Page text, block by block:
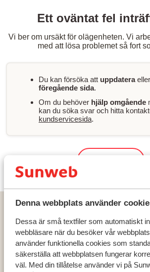
Denna webbplats använder
Dessa är små textfiler som automatiskt
webbläsare när du besöker vår
använder funktionella cookies som
säkerställa att webbplatsen fungerar
väl. Med din tillåtelse använder vi på
Ett oväntat fel
Vi ber om ursäkt för olägenheten. Vi
med att lösa problemet så fort
Du kan försöka att uppdatera
föregående sida.
Om du behöver hjälp omgående
kan du söka svar och hitta
kundservicesida.
Hem Solresor Grekland Rhodos
Aulus Lindos Rhodes, Curio Collection by